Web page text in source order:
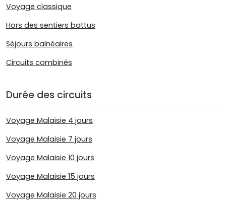
Voyage classique
Hors des sentiers battus
Séjours balnéaires
Circuits combinés
Durée des circuits
Voyage Malaisie 4 jours
Voyage Malaisie 7 jours
Voyage Malaisie 10 jours
Voyage Malaisie 15 jours
Voyage Malaisie 20 jours